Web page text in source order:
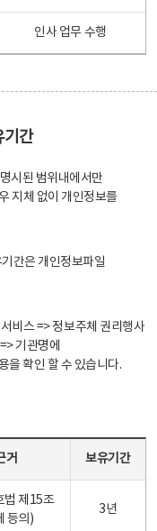
인사 업무 수행
기간
시된 범위내에서만
지체 없이 개인정보를
간은 개인정보파일
비스 => 정보주체 권리행사
기관명에
을 확인 할 수 있습니다.
거 보유기간
법 제15조
등의)
3년